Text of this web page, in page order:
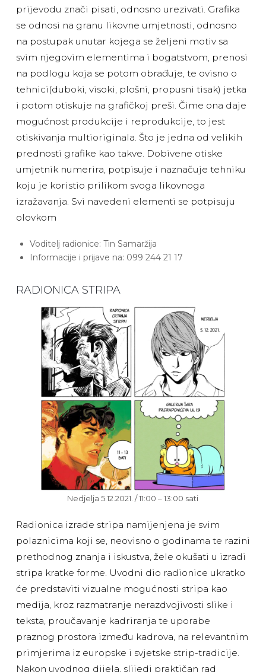
prijevodu znači pisati, odnosno urezivati. Grafika
se odnosi na granu likovne umjetnosti, odnosno
na postupak unutar kojega se željeni motiv sa
svim njegovim elementima i bogatstvom, prenosi
na podlogu koja se potom obrađuje, te ovisno o
tehnici(duboki, visoki, plošni, propusni tisak) jetka
i potom otiskuje na grafičkoj preši. Čime ona daje
mogućnost produkcije i reprodukcije, to jest
otiskivanja multioriginala. Što je jedna od velikih
prednosti grafike kao takve. Dobivene otiske
umjetnik numerira, potpisuje i naznačuje tehniku
koju je koristio prilikom svoga likovnoga
izražavanja. Svi navedeni elementi se potpisuju
olovkom
Voditelj radionice: Tin Samaržija
Informacije i prijave na: 099 244 21 17
RADIONICA STRIPA
Nedjelja 5.12.2021. / 11:00 – 13:00 sati
Radionica izrade stripa namijenjena je svim
polaznicima koji se, neovisno o godinama te razini
prethodnog znanja i iskustva, žele okušati u izradi
stripa kratke forme. Uvodni dio radionice ukratko
će predstaviti vizualne mogućnosti stripa kao
medija, kroz razmatranje nerazdvojivosti slike i
teksta, proučavanje kadriranja te uporabe
praznog prostora između kadrova, na relevantnim
primjerima iz europske i svjetske strip-tradicije.
Nakon uvodnog dijela, slijedi praktičan rad